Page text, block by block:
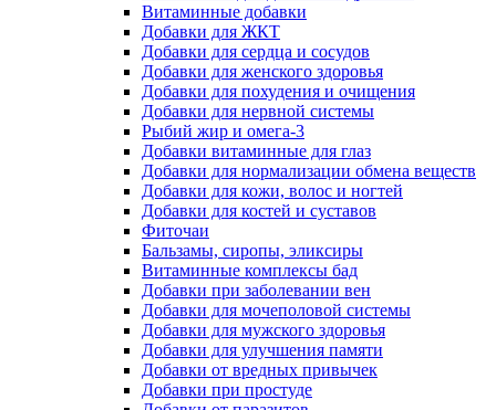
Витаминные добавки
Добавки для ЖКТ
Добавки для сердца и сосудов
Добавки для женского здоровья
Добавки для похудения и очищения
Добавки для нервной системы
Рыбий жир и омега-3
Добавки витаминные для глаз
Добавки для нормализации обмена веществ
Добавки для кожи, волос и ногтей
Добавки для костей и суставов
Фиточаи
Бальзамы, сиропы, эликсиры
Витаминные комплексы бад
Добавки при заболевании вен
Добавки для мочеполовой системы
Добавки для мужского здоровья
Добавки для улучшения памяти
Добавки от вредных привычек
Добавки при простуде